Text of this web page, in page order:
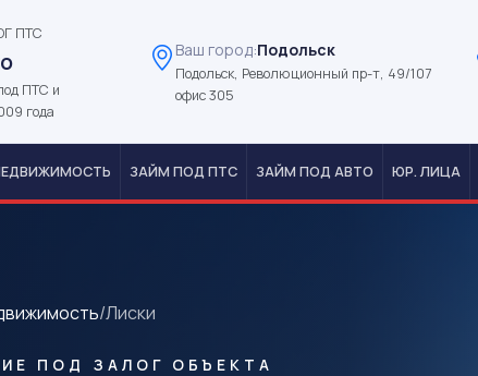
ПТС
ПТС и
года
Ваш город:Подольск
Подольск, Революционный пр-т, 49/107
офис 305
ЗАЙМ ПОД ПТС ЗАЙМ ПОД АВТО ЮР. ЛИЦА
/Лиски
ПОД ЗАЛОГ ОБЪЕКТА